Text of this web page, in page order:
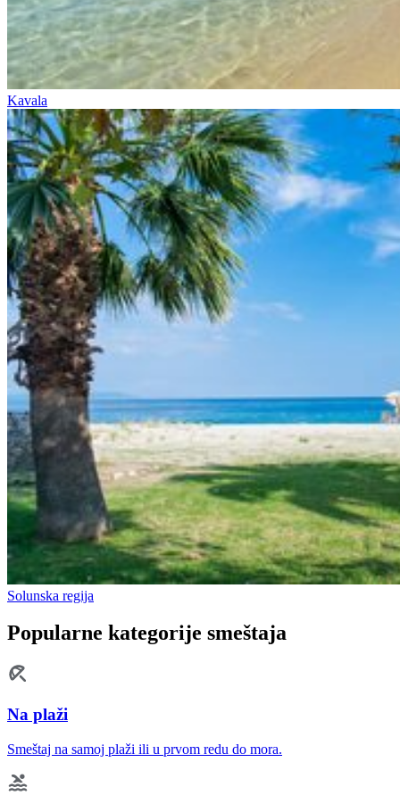
Kavala
Solunska regija
Popularne kategorije smeštaja
Na plaži
Smeštaj na samoj plaži ili u prvom redu do mora.